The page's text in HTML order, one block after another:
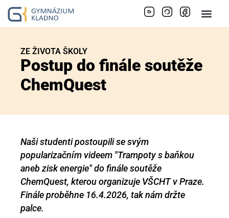
ZE ŽIVOTA ŠKOLY
Postup do finále soutěže
ChemQuest
Naši studenti postoupili se svým
popularizačním videem "Trampoty s baňkou
aneb zisk energie" do finále soutěže
ChemQuest, kterou organizuje VŠCHT v Praze.
Finále proběhne 16.4.2026, tak nám držte
palce.